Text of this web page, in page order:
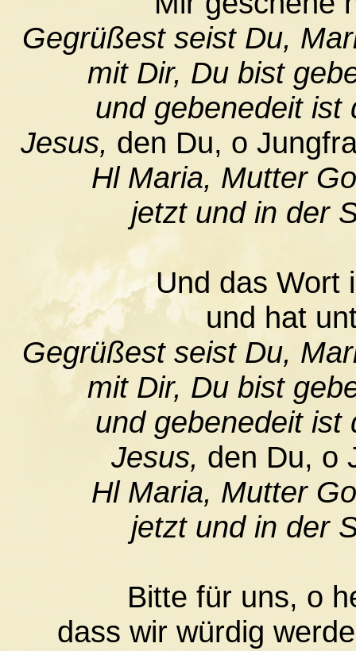
Gegrüßest seist Du,
mit Dir, Du bist
und gebenedeit ist
Jesus, den Du, o
Hl Maria, Mutter
jetzt und in der
Und das Wort
und hat
Gegrüßest seist Du,
mit Dir, Du bist
und gebenedeit ist
Jesus, den Du, o
Hl Maria, Mutter
jetzt und in der
Bitte für uns, o
dass wir würdig